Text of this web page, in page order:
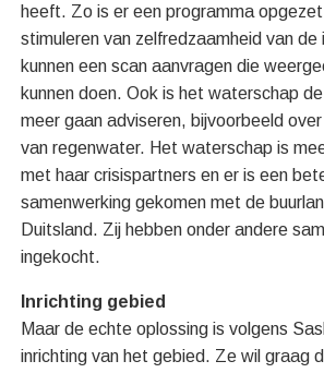
heeft. Zo is er een programma
stimuleren van zelfredzaamheid van de
kunnen een scan aanvragen die
kunnen doen. Ook is het waterschap
meer gaan adviseren, bijvoorbeeld
van regenwater. Het waterschap is
met haar crisispartners en er is een
samenwerking gekomen met de
Duitsland. Zij hebben onder andere
ingekocht.
Inrichting gebied
Maar de echte oplossing is volgens
inrichting van het gebied. Ze wil graag